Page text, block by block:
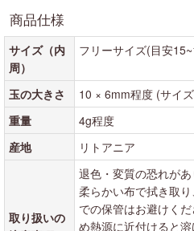
商品仕様
サイズ（内
周）
フリーサイズ(目安
玉の大きさ
10 × 6mm程度 (サイ
重量
4g程度
産地
リトアニア
取り扱いの
退色・変質の恐れが
柔らかい布で拭き取
での保管はお避けく
め熱源に近付けると